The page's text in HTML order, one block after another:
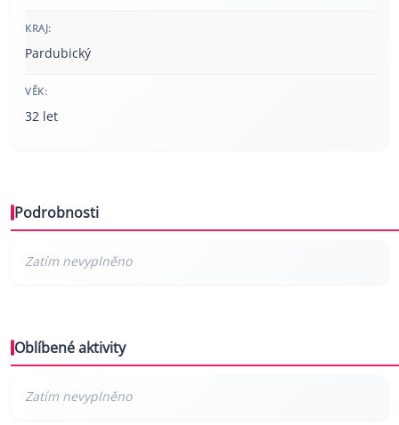
KRAJ:
Pardubický
VĚK:
32 let
Podrobnosti
Oblíbené aktivity